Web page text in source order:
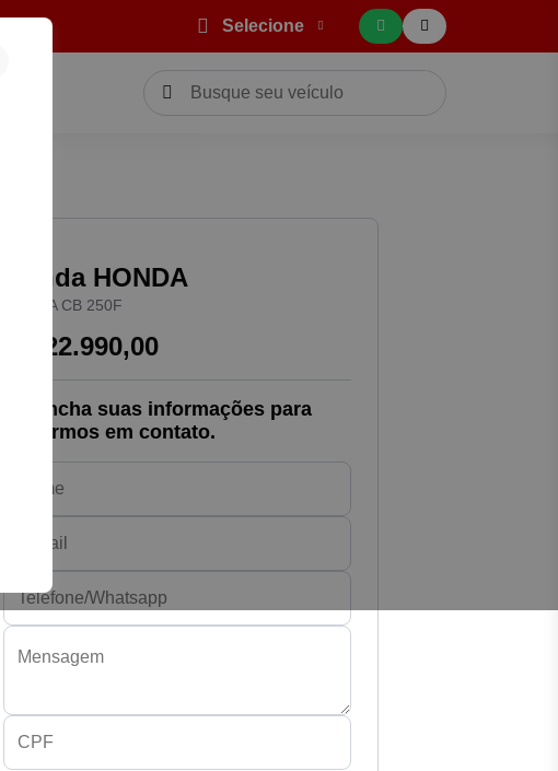
Selecione
Honda HONDA
HONDA CB 250F
R$ 22.990,00
Preencha suas informações para
entrarmos em contato.